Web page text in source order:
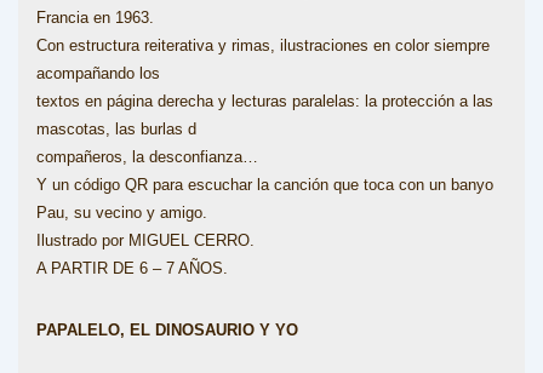
Francia en 1963.
Con estructura reiterativa y rimas, ilustraciones en color siempre
acompañando los
textos en página derecha y lecturas paralelas: la protección a las
mascotas, las burlas d
compañeros, la desconfianza…
Y un código QR para escuchar la canción que toca con un banyo
Pau, su vecino y amigo.
Ilustrado por MIGUEL CERRO.
A PARTIR DE 6 – 7 AÑOS.
PAPALELO, EL DINOSAURIO Y YO